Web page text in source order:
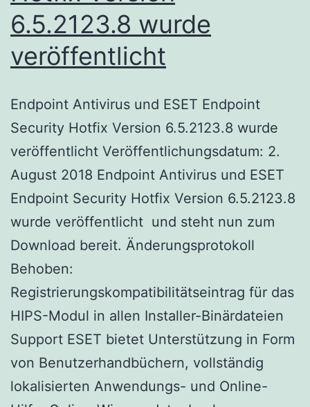
6.5.2123.8 wurde
veröffentlicht
Endpoint Antivirus und ESET Endpoint
Security Hotfix Version 6.5.2123.8 wurde
veröffentlicht Veröffentlichungsdatum: 2.
August 2018 Endpoint Antivirus und ESET
Endpoint Security Hotfix Version 6.5.2123.8
wurde veröffentlicht und steht nun zum
Download bereit. Änderungsprotokoll
Behoben:
Registrierungskompatibilitätseintrag für das
HIPS-Modul in allen Installer-Binärdateien
Support ESET bietet Unterstützung in Form
von Benutzerhandbüchern, vollständig
lokalisierten Anwendungs- und Online-